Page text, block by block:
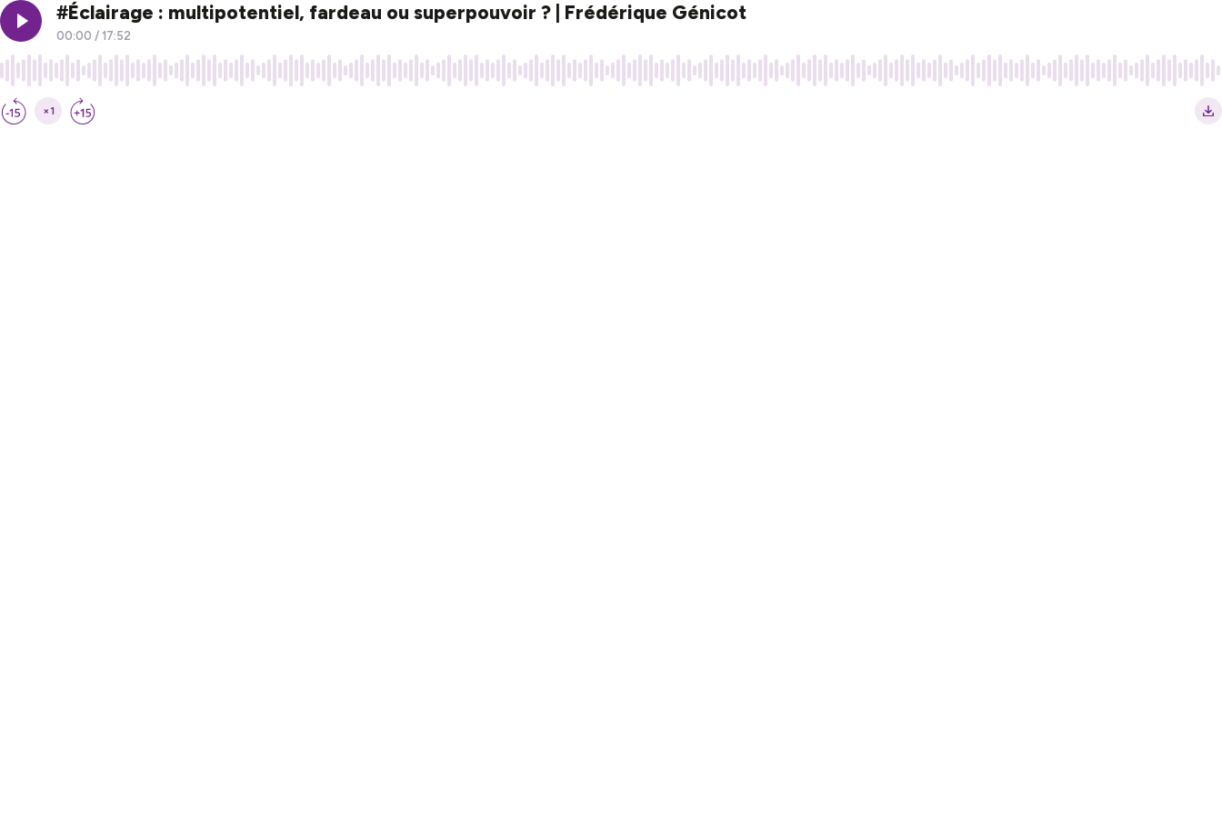
#Éclairage : multipotentiel, fardeau ou superpouvoir ? | Frédérique Génicot
00:00 /17:52
×1